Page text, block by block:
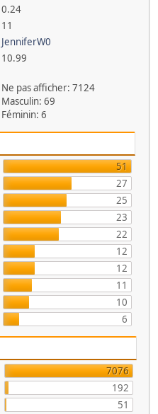
0.24
11
JenniferW0
10.99
Ne pas afficher: 7124
Masculin: 69
Féminin: 6
51
27
25
23
22
12
12
11
10
6
7076
192
51